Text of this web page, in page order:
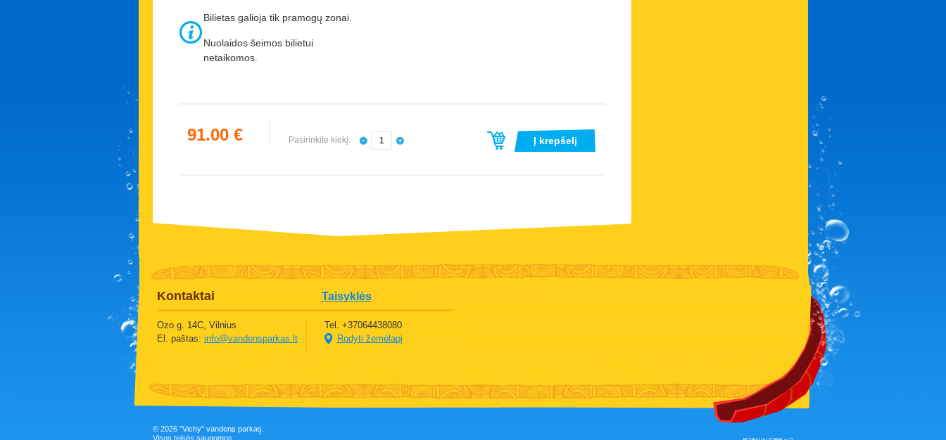
Bilietas galioja tik pramogų zonai.
Nuolaidos šeimos bilietui
netaikomos.
91.00 € Pasirinkite kiekį: Į krepšelį
Kontaktai Taisyklės
Ozo g. 14C, Vilnius
El. paštas: info@vandensparkas.lt
Tel. +37064438080
Rodyti žemėlapį
© 2026 "Vichy" vandens parkas.
Visos teisės saugomos.